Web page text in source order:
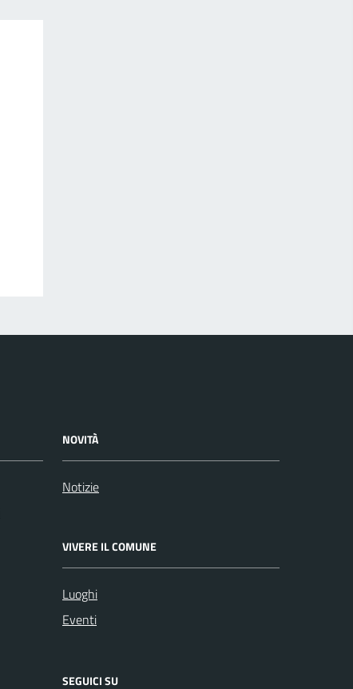
NOVITÀ
Notizie
VIVERE IL COMUNE
Luoghi
Eventi
SEGUICI SU